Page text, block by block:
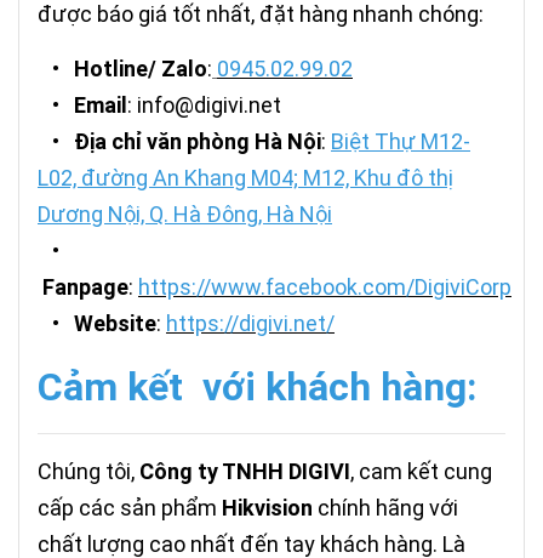
được báo giá tốt nhất, đặt hàng nhanh chóng:
• Hotline/ Zalo: 0945.02.99.02
• Email : info@digivi.net
• Địa chỉ văn phòng Hà Nội: Biệt Thự M12-
L02, đường An Khang M04; M12, Khu đô thị
Dương Nội, Q. Hà Đông, Hà Nội
•
Fanpage: https://www.facebook.com/DigiviCorp
• Website: https://digivi.net/
Cảm kết với khách hàng:
Chúng tôi, Công ty TNHH DIGIVI, cam kết cung
cấp các sản phẩm Hikvision chính hãng với
chất lượng cao nhất đến tay khách hàng. Là